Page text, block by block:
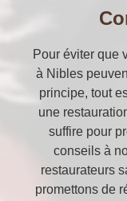
Pour éviter que
à Nibles
principe, tout
une
suffire pour
conseils à
restaurateurs
promettons de